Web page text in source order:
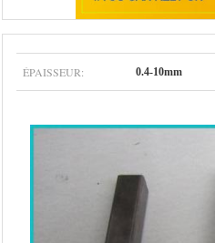
ÉPAISSEUR: 0.4-10mm